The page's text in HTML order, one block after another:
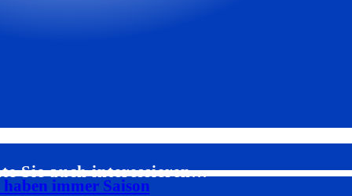
Sie auch interessieren…
immer Saison